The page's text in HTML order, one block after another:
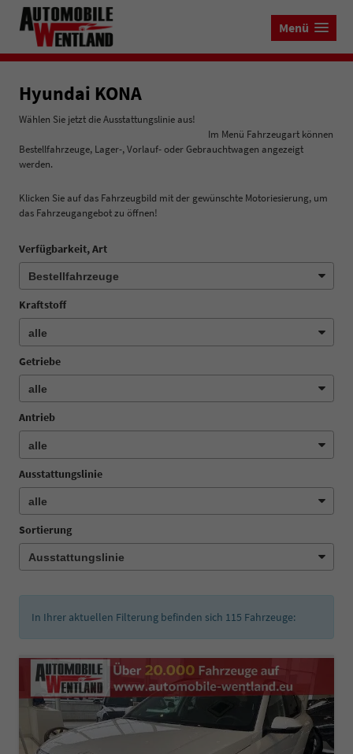
Menü
Hyundai KONA
Wählen Sie jetzt die Ausstattungslinie aus!
Im Menü Fahrzeugart können
Bestellfahrzeuge, Lager-, Vorlauf- oder Gebrauchtwagen angezeigt
werden.
Klicken Sie auf das Fahrzeugbild mit der gewünschte Motoriesierung, um
das Fahrzeugangebot zu öffnen!
Verfügbarkeit, Art
Kraftstoff
Getriebe
Antrieb
Ausstattungslinie
Sortierung
In Ihrer aktuellen Filterung befinden sich 115 Fahrzeuge: